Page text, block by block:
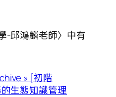
-邱鴻麟老師〉中有
» [初階
生態知識管理